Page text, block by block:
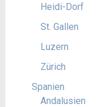
Heidi-Dorf
St. Gallen
Luzern
Zürich
Spanien
Andalusien